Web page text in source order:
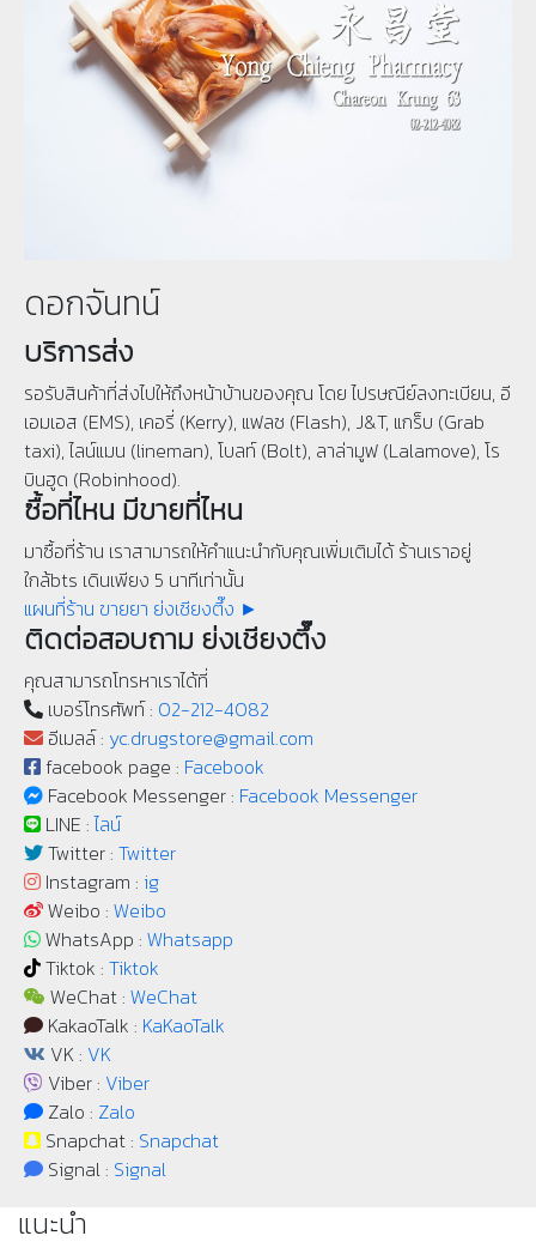
ดอกจันทน์
บริการส่ง
รอรับสินค้าที่ส่งไปให้ถึงหน้าบ้านของคุณ โดย ไปรษณีย์ลงทะเบียน, อี
เอมเอส (EMS), เคอรี่ (Kerry), แฟลช (Flash), J&T, แกร็บ (Grab
taxi), ไลน์แมน (lineman), โบลท์ (Bolt), ลาล่ามูฟ (Lalamove), โร
บินฮูด (Robinhood).
ซื้อที่ไหน มีขายที่ไหน
มาซื้อที่ร้าน เราสามารถให้คำแนะนำกับคุณเพิ่มเติมได้ ร้านเราอยู่
ใกล้bts เดินเพียง 5 นาทีเท่านั้น
แผนที่ร้าน ขายยา ย่งเชียงตึ๊ง ►
ติดต่อสอบถาม ย่งเชียงตึ๊ง
คุณสามารถโทรหาเราได้ที่
เบอร์โทรศัพท์ : 02-212-4082
อีเมลล์ : yc.drugstore@gmail.com
facebook page : Facebook
Facebook Messenger : Facebook Messenger
LINE :ไลน์
Twitter : Twitter
Instagram : ig
Weibo : Weibo
WhatsApp : Whatsapp
Tiktok : Tiktok
WeChat : WeChat
KakaoTalk : KaKaoTalk
VK : VK
Viber : Viber
Zalo : Zalo
Snapchat : Snapchat
Signal : Signal
แนะนำ